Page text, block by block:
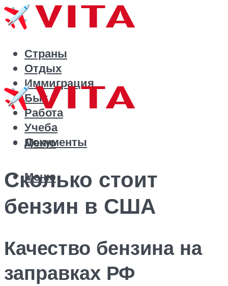
Страны
Отдых
Иммиграция
Быт
Работа
Учеба
Документы
Меню
Меню
Сколько стоит
бензин в США
Качество бензина на
заправках РФ